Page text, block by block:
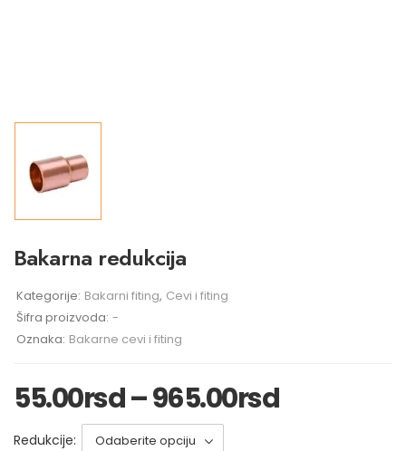
Bakarna redukcija
Kategorije: Bakarni fiting, Cevi i fiting
Šifra proizvoda: -
Oznaka: Bakarne cevi i fiting
55.00rsd–965.00rsd
Redukcije: